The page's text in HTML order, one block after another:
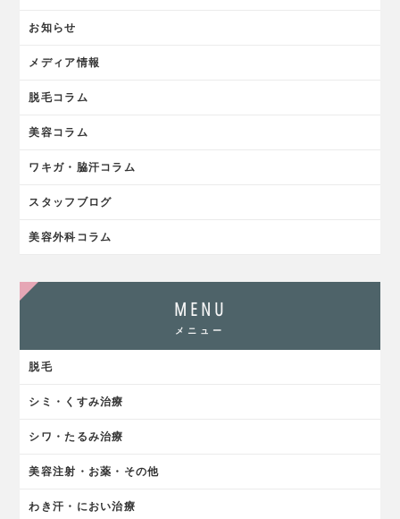
お知らせ
メディア情報
脱毛コラム
美容コラム
ワキガ・脇汗コラム
スタッフブログ
美容外科コラム
MENU
メニュー
脱毛
シミ・くすみ治療
シワ・たるみ治療
美容注射・お薬・その他
わき汗・におい治療